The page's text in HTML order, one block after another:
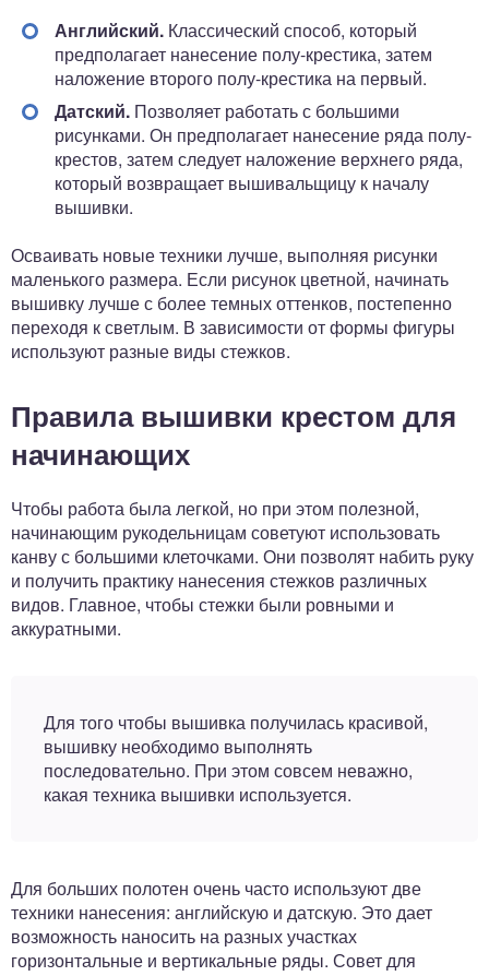
Английский. Классический способ, который
предполагает нанесение полу-крестика, затем
наложение второго полу-крестика на первый.
Датский. Позволяет работать с большими
рисунками. Он предполагает нанесение ряда полу-
крестов, затем следует наложение верхнего ряда,
который возвращает вышивальщицу к началу
вышивки.
Осваивать новые техники лучше, выполняя рисунки
маленького размера. Если рисунок цветной, начинать
вышивку лучше с более темных оттенков, постепенно
переходя к светлым. В зависимости от формы фигуры
используют разные виды стежков.
Правила вышивки крестом для
начинающих
Чтобы работа была легкой, но при этом полезной,
начинающим рукодельницам советуют использовать
канву с большими клеточками. Они позволят набить руку
и получить практику нанесения стежков различных
видов. Главное, чтобы стежки были ровными и
аккуратными.
Для того чтобы вышивка получилась красивой,
вышивку необходимо выполнять
последовательно. При этом совсем неважно,
какая техника вышивки используется.
Для больших полотен очень часто используют две
техники нанесения: английскую и датскую. Это дает
возможность наносить на разных участках
горизонтальные и вертикальные ряды. Совет для